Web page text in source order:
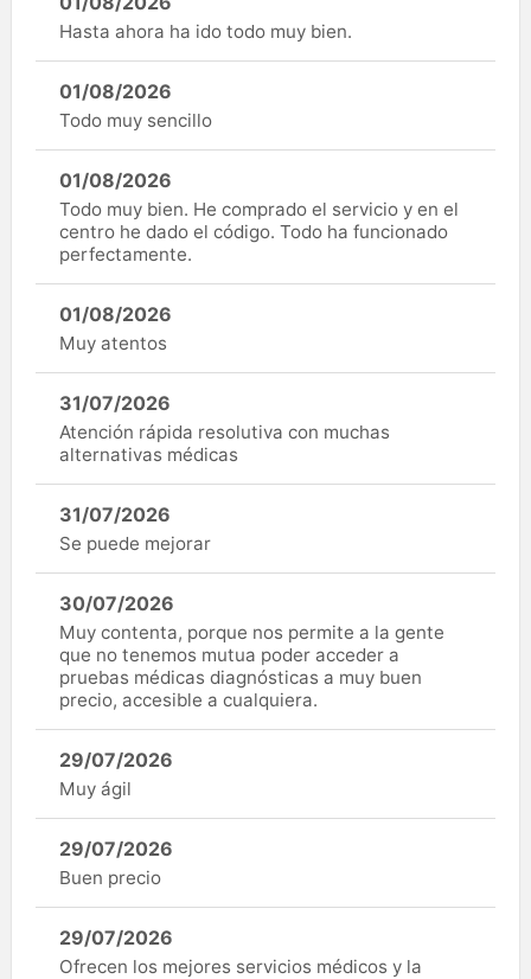
Hasta ahora ha ido todo muy bien.
01/08/2026
Todo muy sencillo
01/08/2026
Todo muy bien. He comprado el servicio y en el
centro he dado el código. Todo ha funcionado
perfectamente.
01/08/2026
Muy atentos
31/07/2026
Atención rápida resolutiva con muchas
alternativas médicas
31/07/2026
Se puede mejorar
30/07/2026
Muy contenta, porque nos permite a la gente
que no tenemos mutua poder acceder a
pruebas médicas diagnósticas a muy buen
precio, accesible a cualquiera.
29/07/2026
Muy ágil
29/07/2026
Buen precio
29/07/2026
Ofrecen los mejores servicios médicos y la